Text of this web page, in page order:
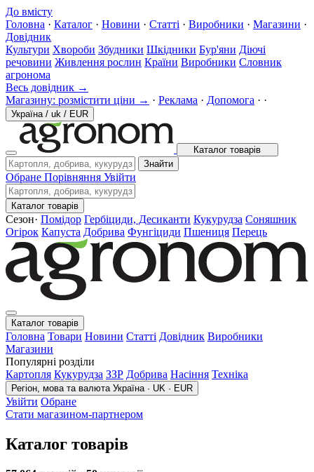
До вмісту
Головна · Каталог · Новини · Статті · Виробники · Магазини ·
Довідник
Культури Хвороби Збудники Шкідники Бур'яни Діючі
речовини Живлення рослин Країни Виробники Словник
агронома
Весь довідник →
Магазину: розмістити ціни → · Реклама · Допомога · ·
Україна / uk / EUR
Каталог товарів
Знайти
Обране Порівняння Увійти
Каталог товарів
Сезон· Помідор Гербіциди, Десиканти Кукурудза Соняшник
Огірок Капуста Добрива Фунгіциди Пшениця Перець
Каталог товарів
Головна Товари Новини Статті Довідник Виробники
Магазини
Популярні розділи
Картопля Кукурудза ЗЗР Добрива Насіння Техніка
Регіон, мова та валюта Україна · UK · EUR
Увійти Обране
Стати магазином-партнером
Каталог товарів